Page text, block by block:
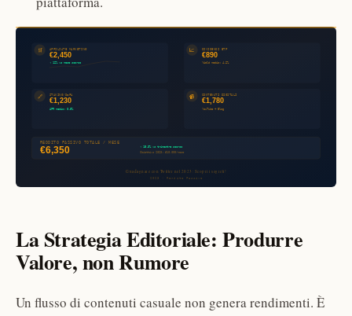
La Strategia Editoriale: Produrre
Valore, non Rumore
Un flusso di contenuti casuale non genera rendimenti. È